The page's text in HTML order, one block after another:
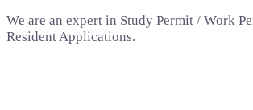
We are an expert in Study Permit / Work
Resident Applications.